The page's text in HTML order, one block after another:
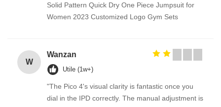
Solid Pattern Quick Dry One Piece Jumpsuit for
Women 2023 Customized Logo Gym Sets
W
Wanzan
Utile (1w+)
"The Pico 4's visual clarity is fantastic once you
dial in the IPD correctly. The manual adjustment is